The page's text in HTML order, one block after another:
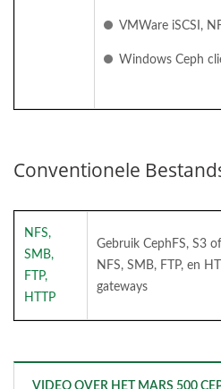
VMWare iSCSI,
Windows Ceph
Conventionele
NFS,
SMB,
FTP,
HTTP
Gebruik CephFS, S3
NFS, SMB, FTP, en
gateways